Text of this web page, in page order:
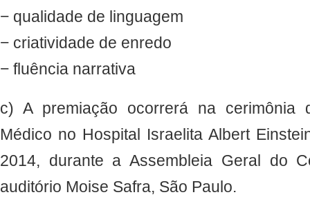
− qualidade de linguagem
− criatividade de enredo
− fluência narrativa
c) A premiação ocorrerá na cerimônia
Médico no Hospital Israelita Albert
2014, durante a Assembleia Geral do
auditório Moise Safra, São Paulo.